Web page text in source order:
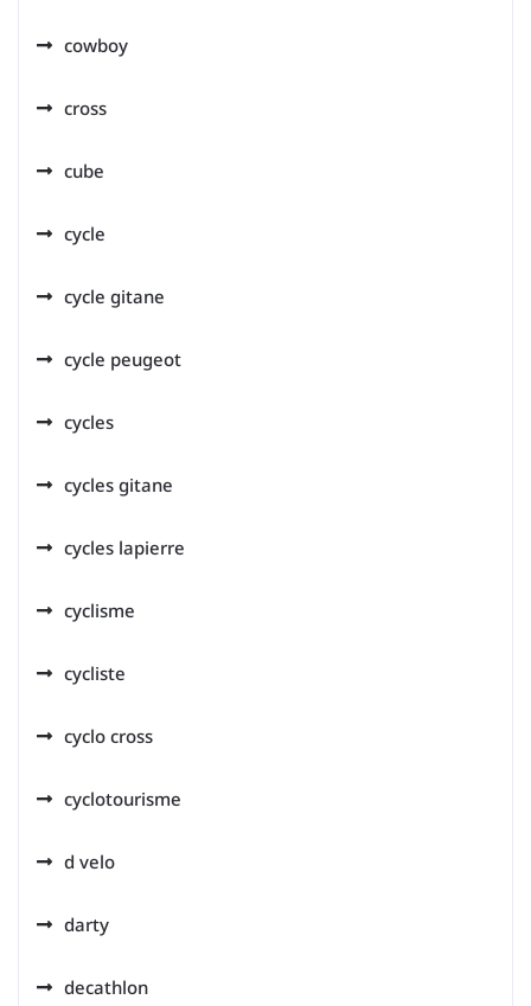
cowboy
cross
cube
cycle
cycle gitane
cycle peugeot
cycles
cycles gitane
cycles lapierre
cyclisme
cycliste
cyclo cross
cyclotourisme
d velo
darty
decathlon